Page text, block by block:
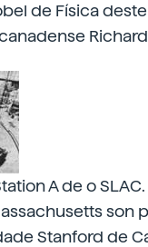
de Física
Richard
A de o SLAC.
son
Stanford de